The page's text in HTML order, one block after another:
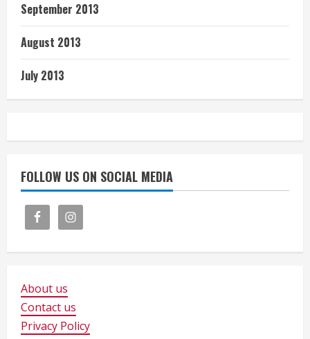
September 2013
August 2013
July 2013
FOLLOW US ON SOCIAL MEDIA
About us
Contact us
Privacy Policy